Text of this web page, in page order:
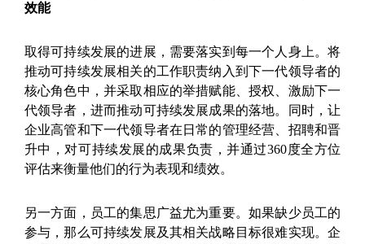
效能
取得可持续发展的进展，需要落实到每一个人身上。将
推动可持续发展相关的工作职责纳入到下一代领导者的
核心角色中，并采取相应的举措赋能、授权、激励下一
代领导者，进而推动可持续发展成果的落地。同时，让
企业高管和下一代领导者在日常的管理经营、招聘和晋
升中，对可持续发展的成果负责，并通过360度全方位
评估来衡量他们的行为表现和绩效。
另一方面，员工的集思广益尤为重要。如果缺少员工的
参与，那么可持续发展及其相关战略目标很难实现。企